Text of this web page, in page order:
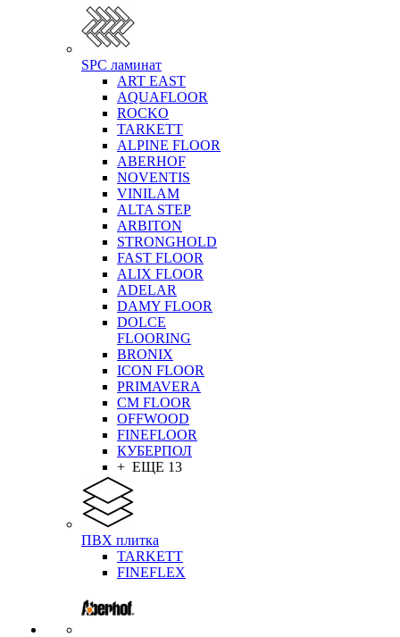
SPC ламинат
ART EAST
AQUAFLOOR
ROCKO
TARKETT
ALPINE FLOOR
ABERHOF
NOVENTIS
VINILAM
ALTA STEP
ARBITON
STRONGHOLD
FAST FLOOR
ALIX FLOOR
ADELAR
DAMY FLOOR
DOLCE
FLOORING
BRONIX
ICON FLOOR
PRIMAVERA
CM FLOOR
OFFWOOD
FINEFLOOR
КУБЕРПОЛ
+ ЕЩЕ 13
ПВХ плитка
TARKETT
FINEFLEX